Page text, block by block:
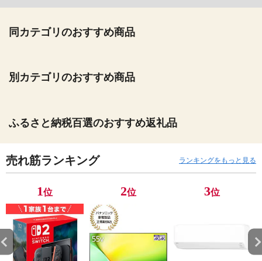
同カテゴリのおすすめ商品
別カテゴリのおすすめ商品
ふるさと納税百選のおすすめ返礼品
売れ筋ランキング ランキングをもっと見る
1位 2位 3位